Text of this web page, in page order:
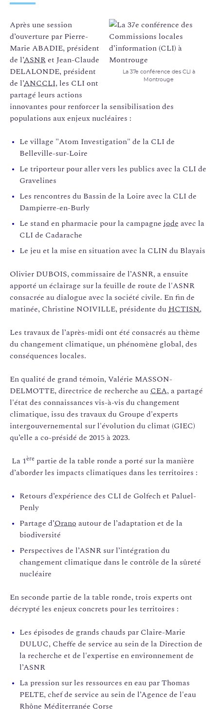
La 37e conférence des CLI à
Montrouge
Après une session
d’ouverture par Pierre-
Marie ABADIE, président
de l’ASNRet Jean-Claude
DELALONDE, président
de l’ANCCLI, les CLI ont
partagé leurs actions
innovantes pour renforcer la sensibilisation des
populations aux enjeux nucléaires :
Le village "Atom Investigation" de la CLI de
Belleville-sur-Loire
Le triporteur pour aller vers les publics avec la CLI de
Gravelines
Les rencontres du Bassin de la Loire avec la CLI de
Dampierre-en-Burly
Le stand en pharmacie pour la campagne iode avec la
CLI de Cadarache
Le jeu et la mise en situation avec la CLIN du Blayais
Olivier DUBOIS, commissaire de l’ASNR, a ensuite
apporté un éclairage sur la feuille de route de l'ASNR
consacrée au dialogue avec la société civile. En fin de
matinée, Christine NOIVILLE, présidente duHCTISN,
Les travaux de l’après-midi ont été consacrés au thème
du changement climatique, un phénomène global, des
conséquences locales.
En qualité de grand témoin, Valérie MASSON-
DELMOTTE, directrice de recherche auCEA, a partagé
l'état des connaissances vis-à-vis du changement
climatique, issu des travaux du Groupe d'experts
intergouvernemental sur l'évolution du climat (GIEC)
qu’elle a co-présidé de 2015 à 2023.
La 1ère partie de la table ronde a porté sur la manière
d’aborder les impacts climatiques dans les territoires :
Retours d’expérience des CLI de Golfech et Paluel-
Penly
Partage d’Orano autour de l’adaptation et de la
biodiversité
Perspectives de l’ASNR sur l’intégration du
changement climatique dans le contrôle de la sûreté
nucléaire
En seconde partie de la table ronde, trois experts ont
décrypté les enjeux concrets pour les territoires :
Les épisodes de grands chauds par Claire-Marie
DULUC, Cheffe de service au sein de la Direction de
la recherche et de l'expertise en environnement de
l’ASNR
La pression sur les ressources en eau par Thomas
PELTE, chef de service au sein de l’Agence de l'eau
Rhône Méditerranée Corse